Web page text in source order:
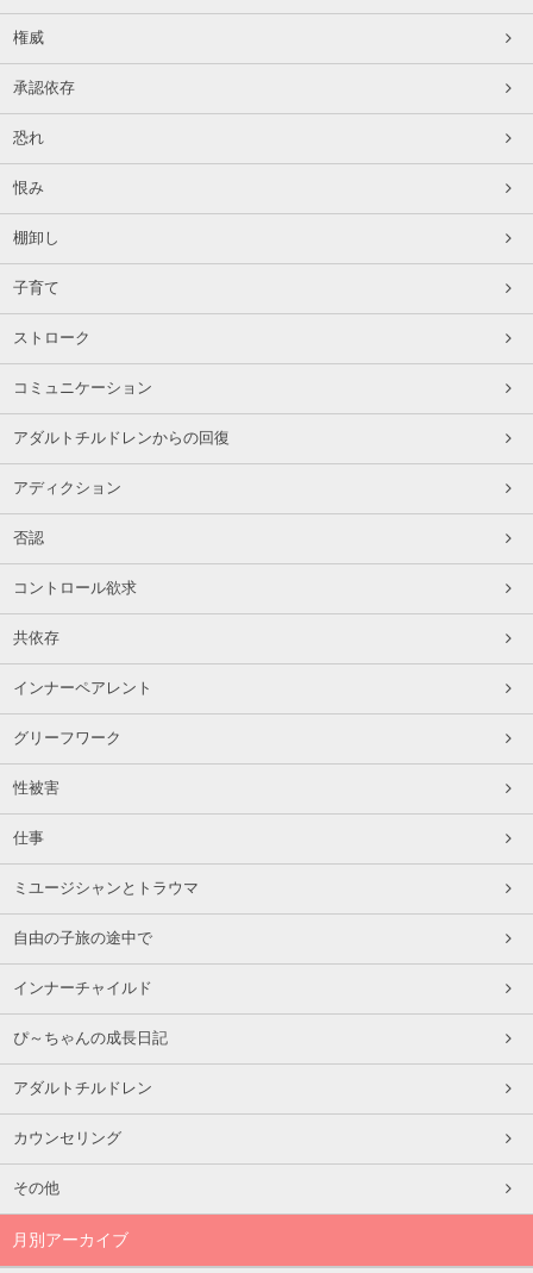
権威
承認依存
恐れ
恨み
棚卸し
子育て
ストローク
コミュニケーション
アダルトチルドレンからの回復
アディクション
否認
コントロール欲求
共依存
インナーペアレント
グリーフワーク
性被害
仕事
ミユージシャンとトラウマ
自由の子旅の途中で
インナーチャイルド
ぴ～ちゃんの成長日記
アダルトチルドレン
カウンセリング
その他
月別アーカイブ